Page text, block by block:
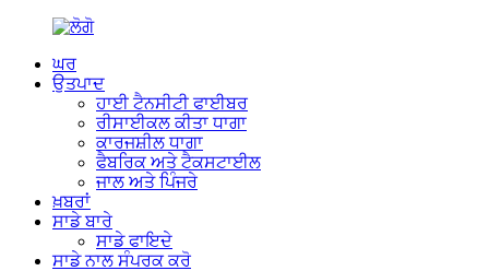
ਘਰ
ਉਤਪਾਦ
ਹਾਈ ਟੈਨਸੀਟੀ ਫਾਈਬਰ
ਰੀਸਾਈਕਲ ਕੀਤਾ ਧਾਗਾ
ਕਾਰਜਸ਼ੀਲ ਧਾਗਾ
ਫੈਬਰਿਕ ਅਤੇ ਟੈਕਸਟਾਈਲ
ਜਾਲ ਅਤੇ ਪਿੰਜਰੇ
ਖ਼ਬਰਾਂ
ਸਾਡੇ ਬਾਰੇ
ਸਾਡੇ ਫਾਇਦੇ
ਸਾਡੇ ਨਾਲ ਸੰਪਰਕ ਕਰੋ